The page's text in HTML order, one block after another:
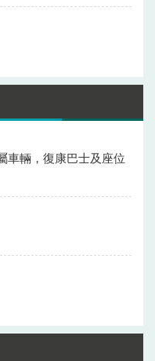
車輛，復康巴士及座位